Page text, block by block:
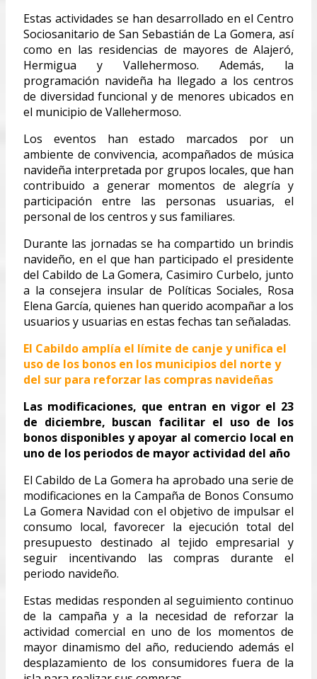
Estas actividades se han desarrollado en el Centro
Sociosanitario de San Sebastián de La Gomera, así
como en las residencias de mayores de Alajeró,
Hermigua y Vallehermoso. Además, la
programación navideña ha llegado a los centros
de diversidad funcional y de menores ubicados en
el municipio de Vallehermoso.
Los eventos han estado marcados por un
ambiente de convivencia, acompañados de música
navideña interpretada por grupos locales, que han
contribuido a generar momentos de alegría y
participación entre las personas usuarias, el
personal de los centros y sus familiares.
Durante las jornadas se ha compartido un brindis
navideño, en el que han participado el presidente
del Cabildo de La Gomera, Casimiro Curbelo, junto
a la consejera insular de Políticas Sociales, Rosa
Elena García, quienes han querido acompañar a los
usuarios y usuarias en estas fechas tan señaladas.
El Cabildo amplía el límite de canje y unifica el
uso de los bonos en los municipios del norte y
del sur para reforzar las compras navideñas
Las modificaciones, que entran en vigor el 23
de diciembre, buscan facilitar el uso de los
bonos disponibles y apoyar al comercio local en
uno de los periodos de mayor actividad del año
El Cabildo de La Gomera ha aprobado una serie de
modificaciones en la Campaña de Bonos Consumo
La Gomera Navidad con el objetivo de impulsar el
consumo local, favorecer la ejecución total del
presupuesto destinado al tejido empresarial y
seguir incentivando las compras durante el
periodo navideño.
Estas medidas responden al seguimiento continuo
de la campaña y a la necesidad de reforzar la
actividad comercial en uno de los momentos de
mayor dinamismo del año, reduciendo además el
desplazamiento de los consumidores fuera de la